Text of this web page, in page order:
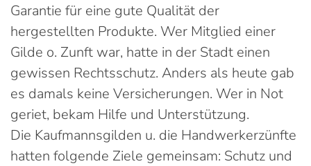
Garantie für eine gute Qualität der
hergestellten Produkte. Wer Mitglied einer
Gilde o. Zunft war, hatte in der Stadt einen
gewissen Rechtsschutz. Anders als heute gab
es damals keine Versicherungen. Wer in Not
geriet, bekam Hilfe und Unterstützung.
Die Kaufmannsgilden u. die Handwerkerzünfte
hatten folgende Ziele gemeinsam: Schutz und